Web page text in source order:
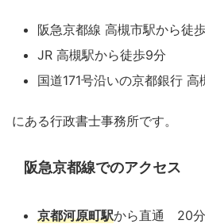
阪急京都線 高槻市駅から徒
JR 高槻駅から徒歩9分
国道171号沿いの京都銀行 高
にある行政書士事務所です。
阪急京都線でのアクセス
京都河原町駅から直通 20分